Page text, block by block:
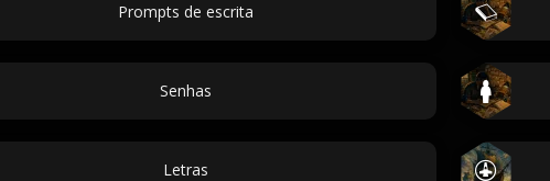
Prompts de escrita
Senhas
Letras